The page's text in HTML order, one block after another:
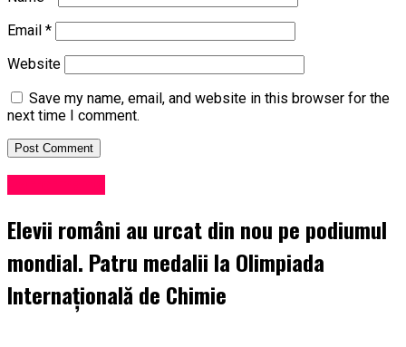
Email *
Website
Save my name, email, and website in this browser for the
next time I comment.
Elevii români au urcat din nou pe podiumul
mondial. Patru medalii la Olimpiada
Internațională de Chimie